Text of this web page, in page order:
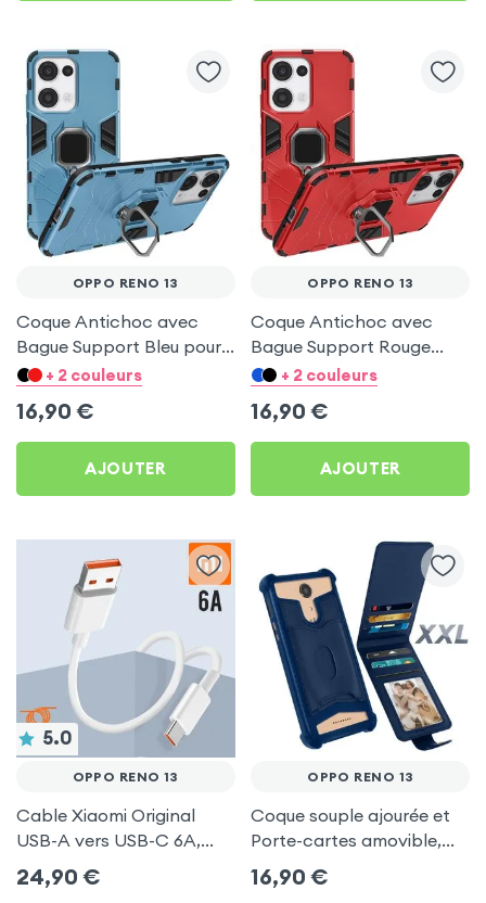
OPPO RENO 13
Coque Antichoc avec
Bague Support Bleu pour
Oppo Reno 13
+ 2 couleurs
16,90 €
AJOUTER
OPPO RENO 13
Coque Antichoc avec
Bague Support Rouge
pour Oppo Reno 13
+ 2 couleurs
16,90 €
AJOUTER
5.0
OPPO RENO 13
Cable Xiaomi Original
USB-A vers USB-C 6A,
Charge Rapide et
Synchronisation - Blanc
24,90 €
OPPO RENO 13
Coque souple ajourée et
Porte-cartes amovible,
avec languette
magnétique Bleu nuit pour
16,90 €